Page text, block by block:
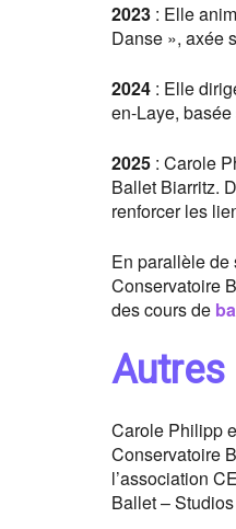
2023 : Elle
Danse », axée
2024 : Elle
en-Laye,
2025 : Carole
Ballet Biarritz.
renforcer les
En parallèle de
Conservatoire
des cours de
Carole Philipp
Conservatoire
l’association
Ballet –